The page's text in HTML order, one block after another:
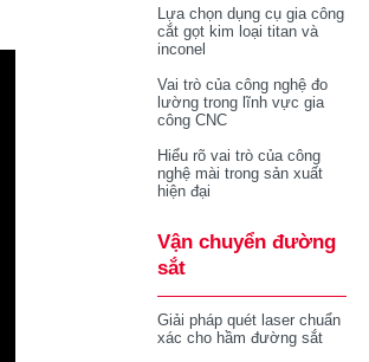
Lựa chọn dụng cụ gia công
cắt gọt kim loại titan và
inconel
Vai trò của công nghệ đo
lường trong lĩnh vực gia
công CNC
Hiểu rõ vai trò của công
nghệ mài trong sản xuất
hiện đại
Vận chuyển đường
sắt
Giải pháp quét laser chuẩn
xác cho hầm đường sắt